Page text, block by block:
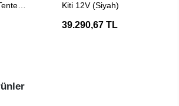
Kiti 12V (Siyah)
39.290,67 TL